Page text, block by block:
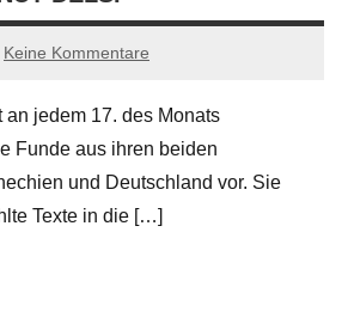
Keine Kommentare
an jedem 17. des Monats
Funde aus ihren beiden
und Deutschland vor. Sie
Texte in die […]